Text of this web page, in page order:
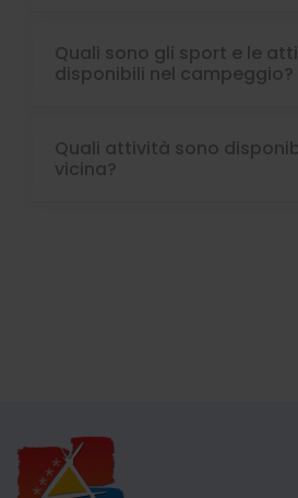
Quali sono gli sport e le
disponibili nel campeggio?
Quali attività sono
vicina?